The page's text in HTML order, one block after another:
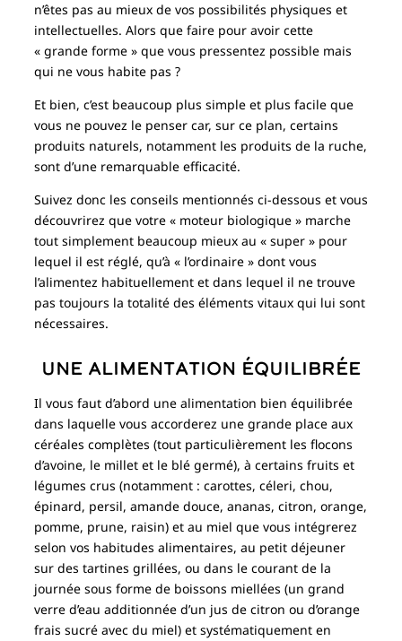
n’êtes pas au mieux de vos possibilités physiques et
intellectuelles. Alors que faire pour avoir cette
« grande forme » que vous pressentez possible mais
qui ne vous habite pas ?
Et bien, c’est beaucoup plus simple et plus facile que
vous ne pouvez le penser car, sur ce plan, certains
produits naturels, notamment les produits de la ruche,
sont d’une remarquable efficacité.
Suivez donc les conseils mentionnés ci-dessous et vous
découvrirez que votre « moteur biologique » marche
tout simplement beaucoup mieux au « super » pour
lequel il est réglé, qu’à « l’ordinaire » dont vous
l’alimentez habituellement et dans lequel il ne trouve
pas toujours la totalité des éléments vitaux qui lui sont
nécessaires.
Une alimentation équilibrée
Il vous faut d’abord une alimentation bien équilibrée
dans laquelle vous accorderez une grande place aux
céréales complètes (tout particulièrement les flocons
d’avoine, le millet et le blé germé), à certains fruits et
légumes crus (notamment : carottes, céleri, chou,
épinard, persil, amande douce, ananas, citron, orange,
pomme, prune, raisin) et au miel que vous intégrerez
selon vos habitudes alimentaires, au petit déjeuner
sur des tartines grillées, ou dans le courant de la
journée sous forme de boissons miellées (un grand
verre d’eau additionnée d’un jus de citron ou d’orange
frais sucré avec du miel) et systématiquement en